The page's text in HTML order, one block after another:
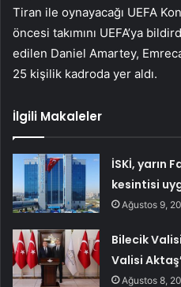
Tiran ile oynayacağı UEFA
öncesi takımını UEFA’ya
edilen Daniel Amartey,
25 kişilik kadroda yer aldı.
İlgili Makaleler
İSKİ, yarın
kesintisi
Ağustos 9,
Bilecik
Valisi
Ağustos 8,